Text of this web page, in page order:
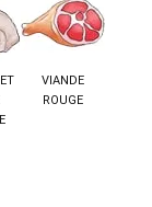
VIANDE
ROUGE